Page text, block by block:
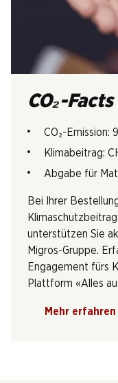
CO₂-
CO₂-Emission:
Klimabeitrag:
Abgabe für
Bei Ihrer
unterstützen Sie
Migros-Gruppe.
Engagement fürs
Plattform «Alles
Mehr erfahren